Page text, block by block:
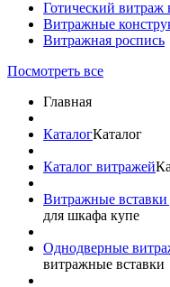
Готический витраж
Витражные
Витражная роспись
Посмотреть все
Главная
КаталогКаталог
Каталог витражей
Витражные
для шкафа купе
Однодверные
витражные вставки